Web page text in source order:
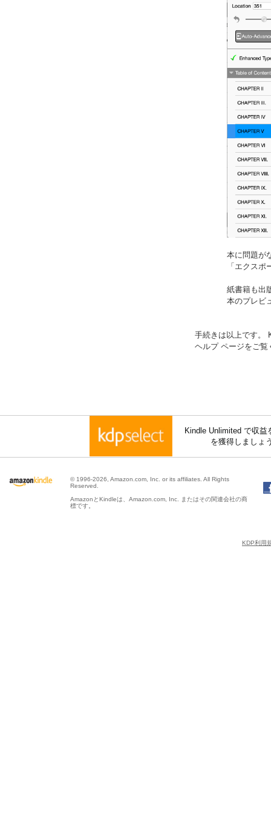
本に問題が
「エクス
紙書籍も出
本のプレビ
手続きは以上です。
ヘルプ ページをご覧
Kindle Unlimited で収
を獲得しましょ
© 1996-2026, Amazon.com, Inc. or its affiliates. All Rights
Reserved.
AmazonとKindleは、Amazon.com, Inc. またはその関連会社の商
標です。
KDP利用